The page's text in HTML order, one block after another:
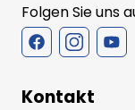
Folgen Sie uns
Kontakt